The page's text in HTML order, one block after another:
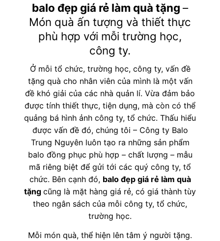
balo đẹp giá rẻ làm quà tặng –
Món quà ấn tượng và thiết thực
phù hợp với mỗi trường học,
công ty.
Ở mỗi tổ chức, trường học, công ty, vấn đề
tặng quà cho nhân viên của mình là một vấn
đề khó giải của các nhà quản lí. Vừa đảm bảo
được tính thiết thực, tiện dụng, mà còn có thể
quảng bá hình ảnh công ty, tổ chức. Thấu hiểu
được vấn đề đó, chúng tôi – Công ty Balo
Trung Nguyên luôn tạo ra những sản phẩm
balo đồng phục phù hợp – chất lượng – mẫu
mã riêng biệt để gửi tới các quý công ty, tổ
chức. Bên cạnh đó, balo đẹp giá rẻ làm quà
tặng cũng là mặt hàng giá rẻ, có giá thành tùy
theo ngân sách của mỗi công ty, tổ chức,
trường học.
Mỗi món quà, thể hiện lên tâm ý người tặng.